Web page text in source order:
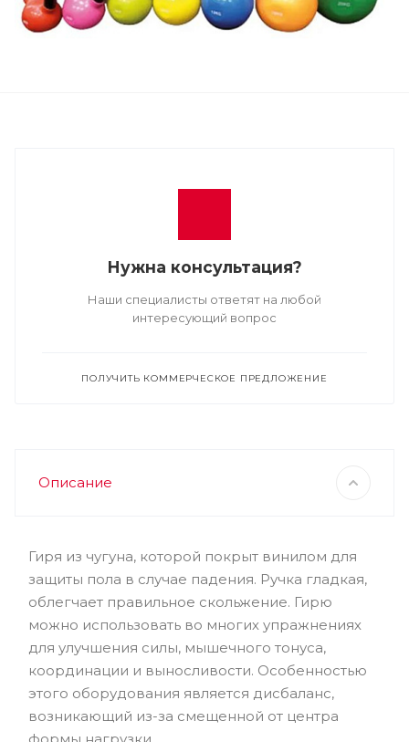
Нужна консультация?
Наши специалисты ответят на любой
интересующий вопрос
ПОЛУЧИТЬ КОММЕРЧЕСКОЕ ПРЕДЛОЖЕНИЕ
Описание
Гиря из чугуна, которой покрыт винилом для
защиты пола в случае падения. Ручка гладкая,
облегчает правильное скольжение. Гирю
можно использовать во многих упражнениях
для улучшения силы, мышечного тонуса,
координации и выносливости. Особенностью
этого оборудования является дисбаланс,
возникающий из-за смещенной от центра